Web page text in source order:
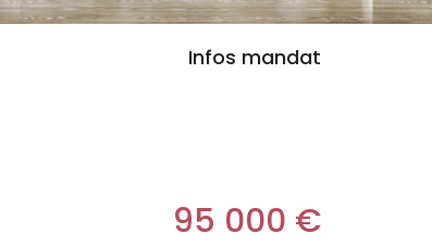
Infos mandat
95 000 €